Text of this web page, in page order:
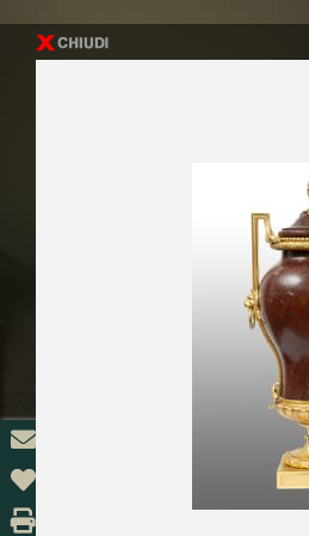
Solicitar
Enviar